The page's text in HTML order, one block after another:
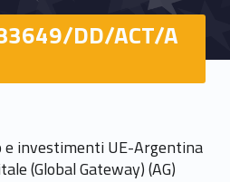
DD/ACT/A
e investimenti UE-Argentina
(Global Gateway) (AG)